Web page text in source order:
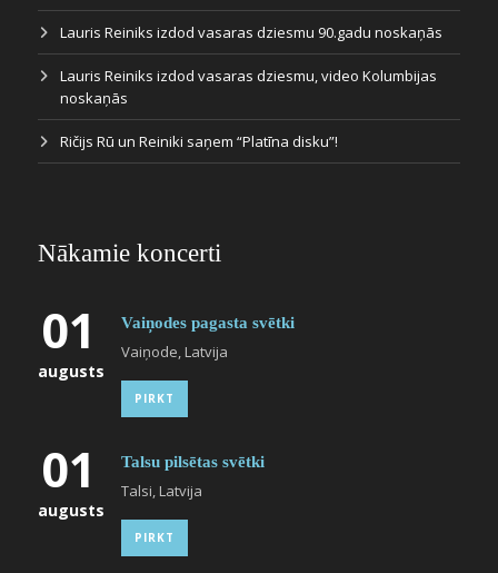
Lauris Reiniks izdod vasaras dziesmu 90.gadu noskaņās
Lauris Reiniks izdod vasaras dziesmu, video Kolumbijas
noskaņās
Ričijs Rū un Reiniki saņem “Platīna disku”!
Nākamie koncerti
01
augusts
Vaiņodes pagasta svētki
Vaiņode, Latvija
PIRKT
01
augusts
Talsu pilsētas svētki
Talsi, Latvija
PIRKT